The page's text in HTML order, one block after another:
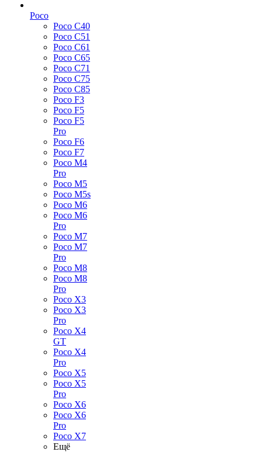
Poco
Poco C40
Poco C51
Poco C61
Poco C65
Poco C71
Poco C75
Poco C85
Poco F3
Poco F5
Poco F5
Pro
Poco F6
Poco F7
Poco M4
Pro
Poco M5
Poco M5s
Poco M6
Poco M6
Pro
Poco M7
Poco M7
Pro
Poco M8
Poco M8
Pro
Poco X3
Poco X3
Pro
Poco X4
GT
Poco X4
Pro
Poco X5
Poco X5
Pro
Poco X6
Poco X6
Pro
Poco X7
Ещё